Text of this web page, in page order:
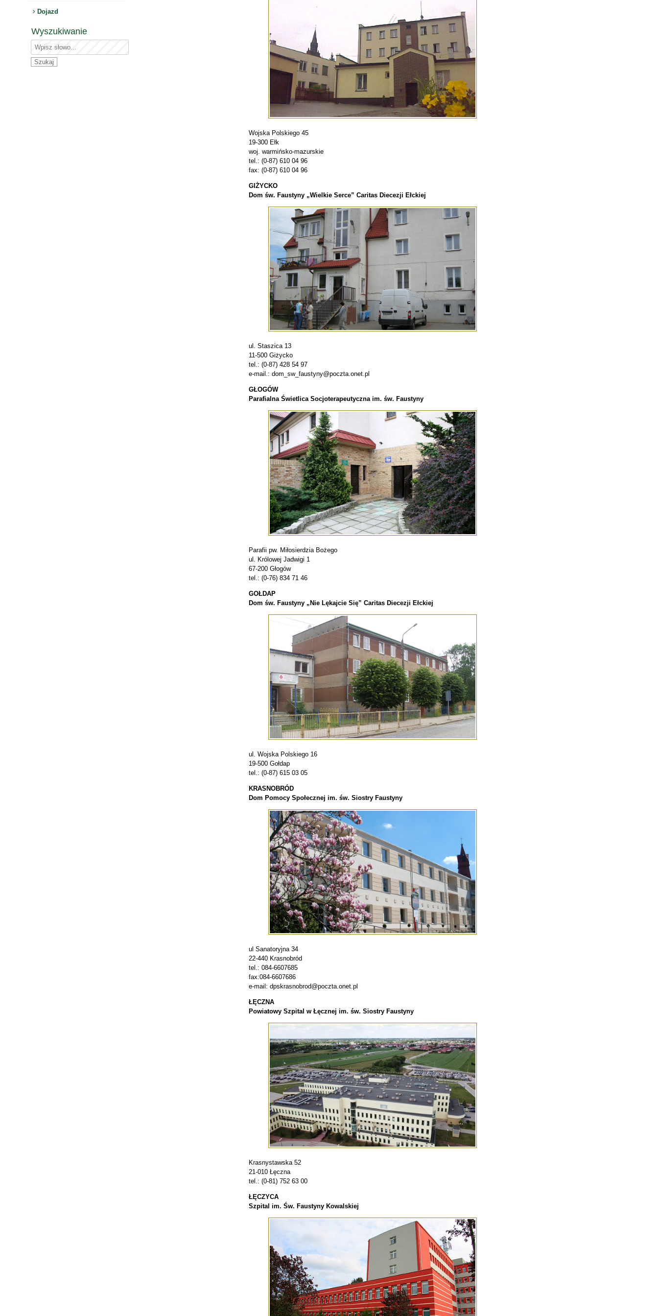
Dojazd
Wyszukiwanie
Wojska Polskiego 45
19-300 Ełk
woj. warmińsko-mazurskie
tel.: (0-87) 610 04 96
fax: (0-87) 610 04 96
GIŻYCKO
Dom św. Faustyny „Wielkie Serce” Caritas Diecezji Ełckiej
ul. Staszica 13
11-500 Giżycko
tel.: (0-87) 428 54 97
e-mail.: dom_sw_faustyny@poczta.onet.pl
GŁOGÓW
Parafialna Świetlica Socjoterapeutyczna im. św. Faustyny
Parafii pw. Miłosierdzia Bożego
ul. Królowej Jadwigi 1
67-200 Głogów
tel.: (0-76) 834 71 46
GOŁDAP
Dom św. Faustyny „Nie Lękajcie Się” Caritas Diecezji Ełckiej
ul. Wojska Polskiego 16
19-500 Gołdap
tel.: (0-87) 615 03 05
KRASNOBRÓD
Dom Pomocy Społecznej im. św. Siostry Faustyny
ul Sanatoryjna 34
22-440 Krasnobród
tel.: 084-6607685
fax:084-6607686
e-mail: dpskrasnobrod@poczta.onet.pl
ŁĘCZNA
Powiatowy Szpital w Łęcznej im. św. Siostry Faustyny
Krasnystawska 52
21-010 Łęczna
tel.: (0-81) 752 63 00
ŁĘCZYCA
Szpital im. Św. Faustyny Kowalskiej